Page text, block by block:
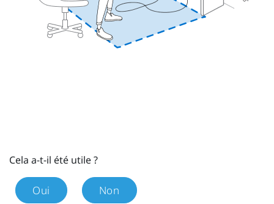
Cela a-t-il été utile ?
Oui Non